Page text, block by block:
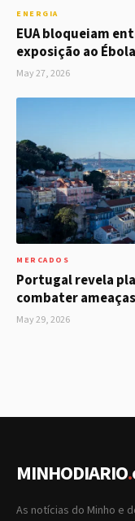
ENERGIA
EUA bloqueiam
exposição ao Ébola
May 27, 2026
MERCADOS
Portugal revela
combater
May 29, 2026
MINHODIARIO.
As notícias do Minho e